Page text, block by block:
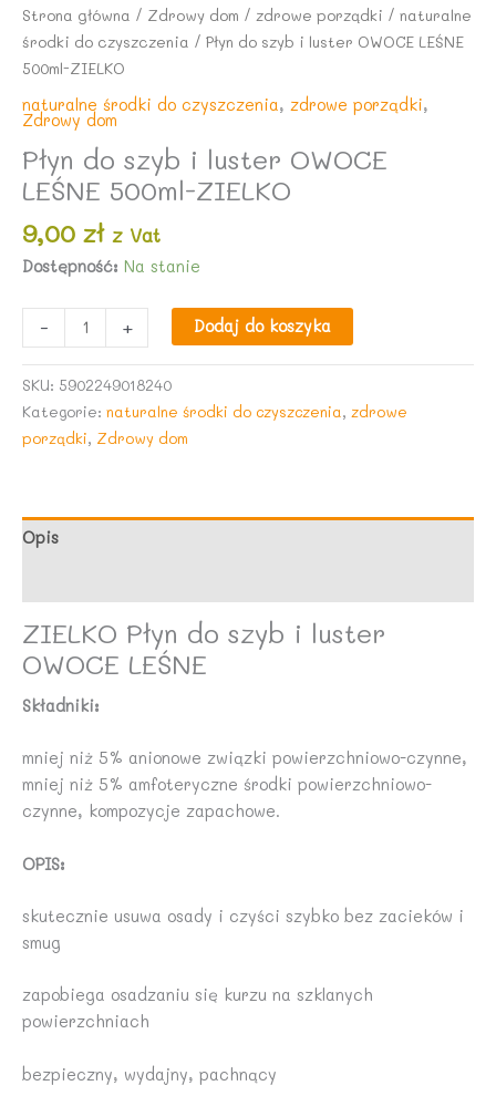
Strona główna / Zdrowy dom / zdrowe porządki / naturalne
środki do czyszczenia / Płyn do szyb i luster OWOCE LEŚNE
500ml-ZIELKO
naturalne środki do czyszczenia, zdrowe porządki,
Zdrowy dom
Płyn do szyb i luster OWOCE
LEŚNE 500ml-ZIELKO
9,00 zł z Vat
Dostępność: Na stanie
-
Płyn
do
luster
500ml-
+ Dodaj do koszyka
SKU: 5902249018240
Kategorie: naturalne środki do czyszczenia, zdrowe
porządki, Zdrowy dom
Opis
ZIELKO Płyn do szyb i luster
OWOCE LEŚNE
Składniki:
mniej niż 5% anionowe związki powierzchniowo-czynne,
mniej niż 5% amfoteryczne środki powierzchniowo-
czynne, kompozycje zapachowe.
OPIS:
skutecznie usuwa osady i czyści szybko bez zacieków i
smug
zapobiega osadzaniu się kurzu na szklanych
powierzchniach
bezpieczny, wydajny, pachnący